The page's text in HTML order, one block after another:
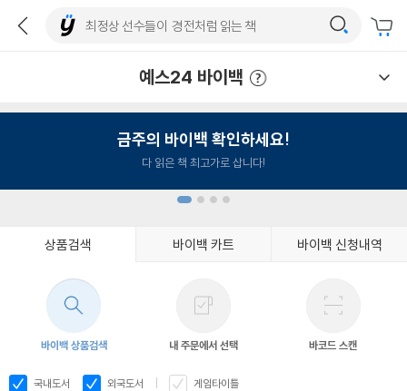
예스24 바이백
금주의 바이백 확인하세요!
다 읽은 책 최고가로 삽니다!
상품검색 바이백 카트 바이백 신청내역
바이백 상품검색 내 주문에서 선택 바코드 스캔
국내도서 외국도서 게임타이틀